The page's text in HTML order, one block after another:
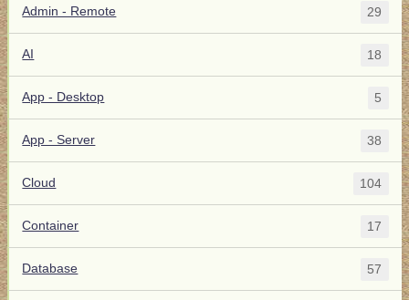
Admin - Remote 29
AI 18
App - Desktop 5
App - Server 38
Cloud 104
Container 17
Database 57